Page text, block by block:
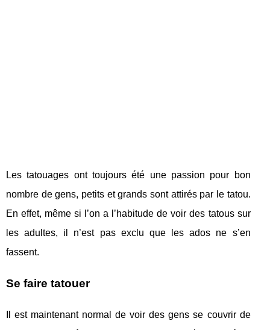
Les tatouages ont toujours été une passion pour bon
nombre de gens, petits et grands sont attirés par le tatou.
En effet, même si l’on a l’habitude de voir des tatous sur
les adultes, il n’est pas exclu que les ados ne s’en
fassent.
Se faire tatouer
Il est maintenant normal de voir des gens se couvrir de